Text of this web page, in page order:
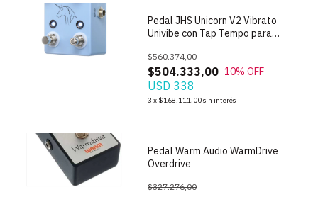
Pedal JHS Unicorn V2 Vibrato
Univibe con Tap Tempo para
$504.333,00
$560.374,00
10% OFF
USD 338
3 x $168.111,00sin interés
Pedal Warm Audio WarmDrive
Overdrive
$327.276,00